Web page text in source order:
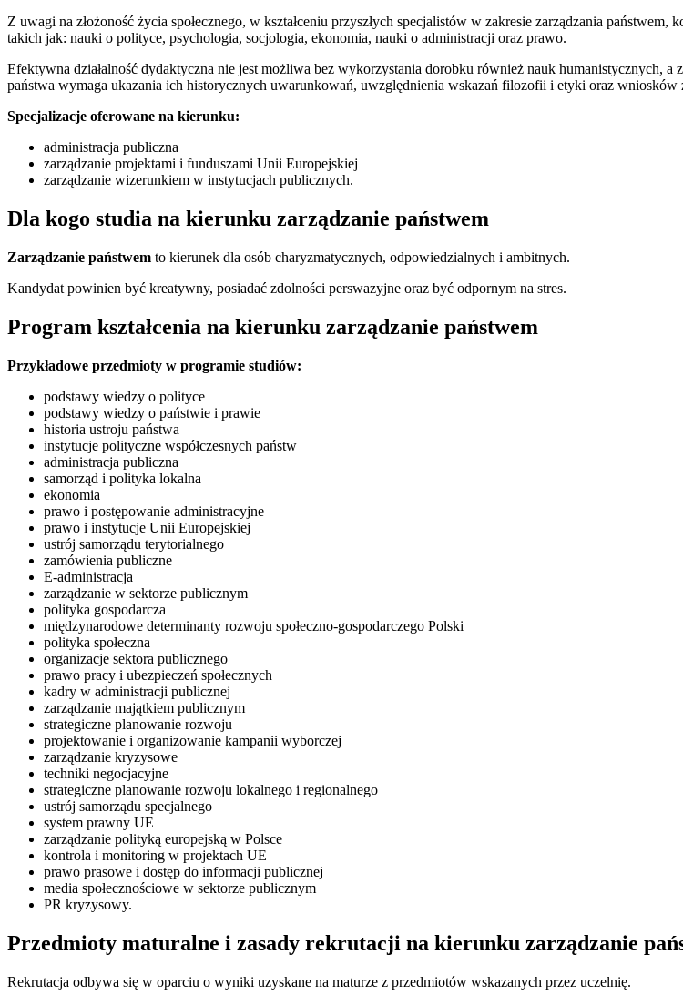
Z uwagi na złożoność życia społecznego, w kształceniu przyszłych specjalistów w zakresie zarządzania
takich jak: nauki o polityce, psychologia, socjologia, ekonomia, nauki o administracji oraz prawo.
Efektywna działalność dydaktyczna nie jest możliwa bez wykorzystania dorobku również nauk humanistycznych,
państwa wymaga ukazania ich historycznych uwarunkowań, uwzględnienia wskazań filozofii i etyki oraz
Specjalizacje oferowane na kierunku:
administracja publiczna
zarządzanie projektami i funduszami Unii Europejskiej
zarządzanie wizerunkiem w instytucjach publicznych.
Dla kogo studia na kierunku zarządzanie państwem
Zarządzanie państwem to kierunek dla osób charyzmatycznych, odpowiedzialnych i ambitnych.
Kandydat powinien być kreatywny, posiadać zdolności perswazyjne oraz być odpornym na stres.
Program kształcenia na kierunku zarządzanie państwem
Przykładowe przedmioty w programie studiów:
podstawy wiedzy o polityce
podstawy wiedzy o państwie i prawie
historia ustroju państwa
instytucje polityczne współczesnych państw
administracja publiczna
samorząd i polityka lokalna
ekonomia
prawo i postępowanie administracyjne
prawo i instytucje Unii Europejskiej
ustrój samorządu terytorialnego
zamówienia publiczne
E-administracja
zarządzanie w sektorze publicznym
polityka gospodarcza
międzynarodowe determinanty rozwoju społeczno-gospodarczego Polski
polityka społeczna
organizacje sektora publicznego
prawo pracy i ubezpieczeń społecznych
kadry w administracji publicznej
zarządzanie majątkiem publicznym
strategiczne planowanie rozwoju
projektowanie i organizowanie kampanii wyborczej
zarządzanie kryzysowe
techniki negocjacyjne
strategiczne planowanie rozwoju lokalnego i regionalnego
ustrój samorządu specjalnego
system prawny UE
zarządzanie polityką europejską w Polsce
kontrola i monitoring w projektach UE
prawo prasowe i dostęp do informacji publicznej
media społecznościowe w sektorze publicznym
PR kryzysowy.
Przedmioty maturalne i zasady rekrutacji na kierunku zarządzanie
Rekrutacja odbywa się w oparciu o wyniki uzyskane na maturze z przedmiotów wskazanych przez uczelnię.